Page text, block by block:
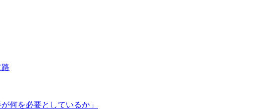
何を必要としているか」